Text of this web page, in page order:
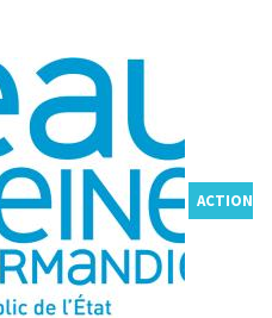
ACTION